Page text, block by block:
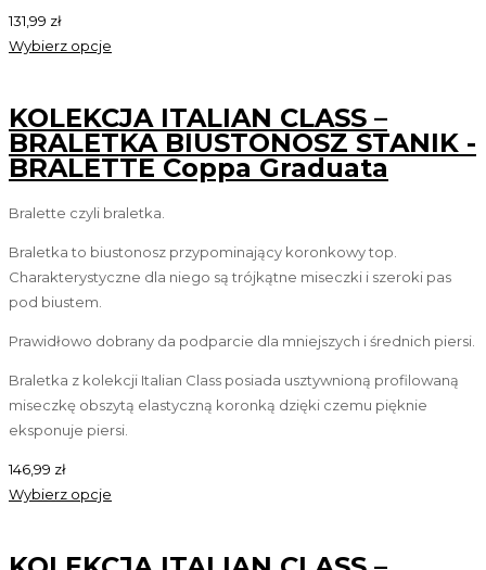
131,99 zł
Wybierz opcje
KOLEKCJA ITALIAN CLASS –
BRALETKA BIUSTONOSZ STANIK -
BRALETTE Coppa Graduata
Bralette czyli braletka.
Braletka to biustonosz przypominający koronkowy top.
Charakterystyczne dla niego są trójkątne miseczki i szeroki pas
pod biustem.
Prawidłowo dobrany da podparcie dla mniejszych i średnich piersi.
Braletka z kolekcji Italian Class posiada usztywnioną profilowaną
miseczkę obszytą elastyczną koronką dzięki czemu pięknie
eksponuje piersi.
146,99 zł
Wybierz opcje